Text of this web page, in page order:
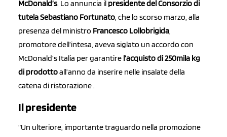
McDonald’s. Lo annuncia il presidente del Consorzio di
tutela Sebastiano Fortunato, che lo scorso marzo, alla
presenza del ministro Francesco Lollobrigida,
promotore dell’intesa, aveva siglato un accordo con
McDonald’s Italia per garantire l’acquisto di 250mila kg
di prodottoall’anno da inserire nelle insalate della
catena di ristorazione .
Il presidente
“Un ulteriore, importante traguardo nella promozione